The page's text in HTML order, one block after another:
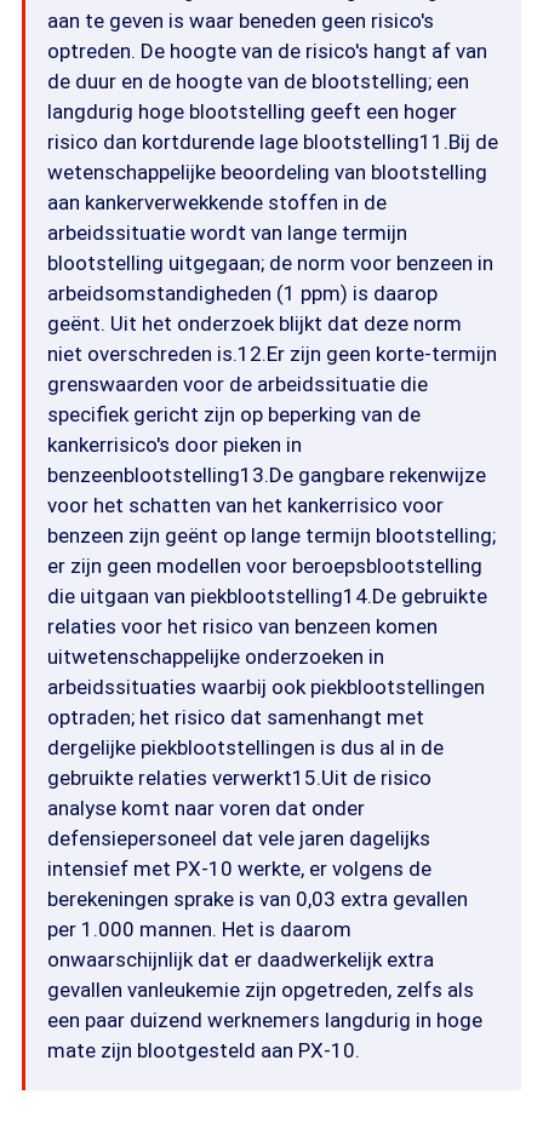
aan te geven is waar beneden geen risico's
optreden. De hoogte van de risico's hangt af van
de duur en de hoogte van de blootstelling; een
langdurig hoge blootstelling geeft een hoger
risico dan kortdurende lage blootstelling11.Bij de
wetenschappelijke beoordeling van blootstelling
aan kankerverwekkende stoffen in de
arbeidssituatie wordt van lange termijn
blootstelling uitgegaan; de norm voor benzeen in
arbeidsomstandigheden (1 ppm) is daarop
geënt. Uit het onderzoek blijkt dat deze norm
niet overschreden is.12.Er zijn geen korte-termijn
grenswaarden voor de arbeidssituatie die
specifiek gericht zijn op beperking van de
kankerrisico's door pieken in
benzeenblootstelling13.De gangbare rekenwijze
voor het schatten van het kankerrisico voor
benzeen zijn geënt op lange termijn blootstelling;
er zijn geen modellen voor beroepsblootstelling
die uitgaan van piekblootstelling14.De gebruikte
relaties voor het risico van benzeen komen
uitwetenschappelijke onderzoeken in
arbeidssituaties waarbij ook piekblootstellingen
optraden; het risico dat samenhangt met
dergelijke piekblootstellingen is dus al in de
gebruikte relaties verwerkt15.Uit de risico
analyse komt naar voren dat onder
defensiepersoneel dat vele jaren dagelijks
intensief met PX-10 werkte, er volgens de
berekeningen sprake is van 0,03 extra gevallen
per 1.000 mannen. Het is daarom
onwaarschijnlijk dat er daadwerkelijk extra
gevallen vanleukemie zijn opgetreden, zelfs als
een paar duizend werknemers langdurig in hoge
mate zijn blootgesteld aan PX-10.